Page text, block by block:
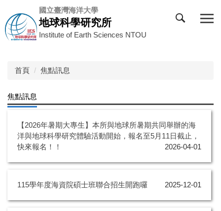
到
主
要
國立臺灣海洋大學
地球科學研究所
Institute of Earth Sciences NTOU
首頁 焦點訊息
焦點訊息
【2026年暑期大專生】本所與地球所暑期共同舉辦的海
洋與地球科學研究體驗活動開始，報名至5月11日截止，
快來報名！！
2026-04-01
115學年度海資院碩士班聯合招生開跑囉 2025-12-01